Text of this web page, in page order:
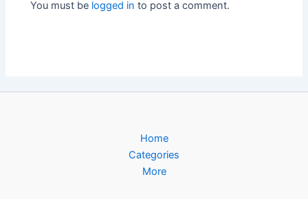
You must be logged in to post a comment.
Home
Categories
More